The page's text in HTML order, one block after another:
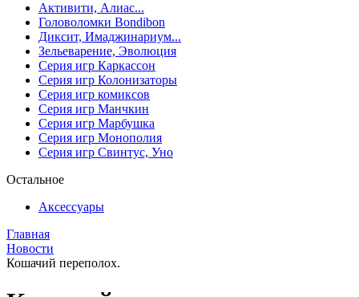
Активити, Алиас...
Головоломки Bondibon
Диксит, Имаджинариум...
Зельеварение, Эволюция
Серия игр Каркассон
Серия игр Колонизаторы
Серия игр комиксов
Серия игр Манчкин
Серия игр Марбушка
Серия игр Монополия
Серия игр Свинтус, Уно
Остальное
Аксессуары
Главная
Новости
Кошачий переполох.